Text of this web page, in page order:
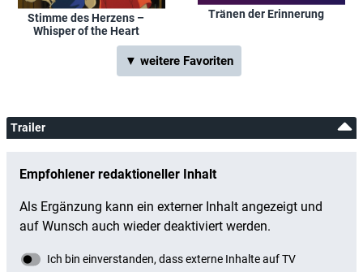
Stimme des Herzens –
Whisper of the Heart
Tränen der Erinnerung
▼ weitere Favoriten
Trailer